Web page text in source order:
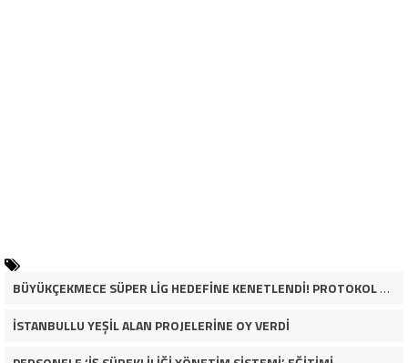
BÜYÜKÇEKMECE SÜPER LİG HEDEFİNE KENETLENDİ! PROTOKOL VE İŞ DÜNYASINDAN BASKETBOL TAKIMINA TAM DESTEK…
İSTANBULLU YEŞİL ALAN PROJELERİNE OY VERDİ